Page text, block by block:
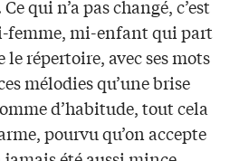
qui n’a pas changé, c’est
mi-enfant qui part
répertoire, avec ses mots
mélodies qu’une brise
d’habitude, tout cela
pourvu qu’on accepte